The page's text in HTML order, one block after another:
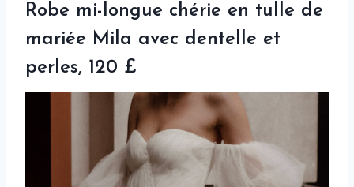
Robe mi-longue chérie en tulle de
mariée Mila avec dentelle et
perles, 120 £